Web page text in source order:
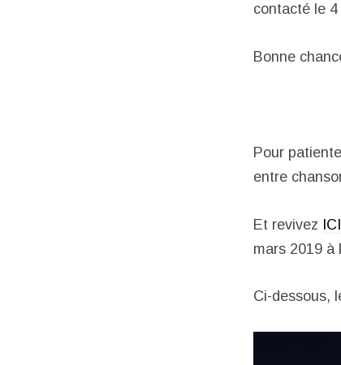
contacté le 4
Bonne
Pour
entre
Et revivez ICI
mars 2019 à
Ci-dessous,